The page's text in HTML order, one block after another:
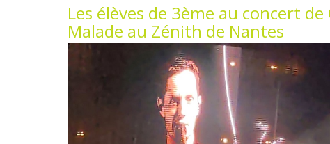
Les élèves de 3ème au concert
Malade au Zénith de Nantes